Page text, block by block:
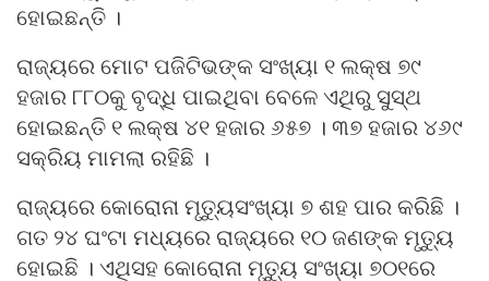
ହୋଇଛନ୍ତି ।
ରାଜ୍ୟରେ ମୋଟ ପଜିଟିଭଙ୍କ ସଂଖ୍ୟା ୧ ଲକ୍ଷ ୭୯
ହଜାର ୮୮୦କୁ ବୃଦ୍ଧି ପାଇଥିବା ବେଳେ ଏଥିରୁ ସୁସ୍ଥ
ହୋଇଛନ୍ତି ୧ ଲକ୍ଷ ୪୧ ହଜାର ୬୫୭ । ୩୭ ହଜାର ୪୬୯
ସକ୍ରିୟ ମାମଲା ରହିଛି ।
ରାଜ୍ୟରେ କୋରୋନା ମୃତ୍ୟୁସଂଖ୍ୟା ୭ ଶହ ପାର କରିଛି ।
ଗତ ୨୪ ଘଂଟା ମଧ୍ୟରେ ରାଜ୍ୟରେ ୧୦ ଜଣଙ୍କ ମୃତ୍ୟୁ
ହୋଇଛି । ଏଥିସହ କୋରୋନା ମୃତ୍ୟୁ ସଂଖ୍ୟା ୭୦୧ରେ